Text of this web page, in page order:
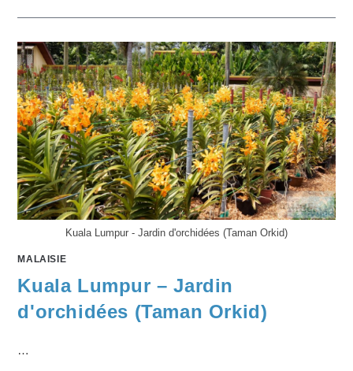
Kuala Lumpur - Jardin d'orchidées (Taman Orkid)
MALAISIE
Kuala Lumpur – Jardin
d'orchidées (Taman Orkid)
…